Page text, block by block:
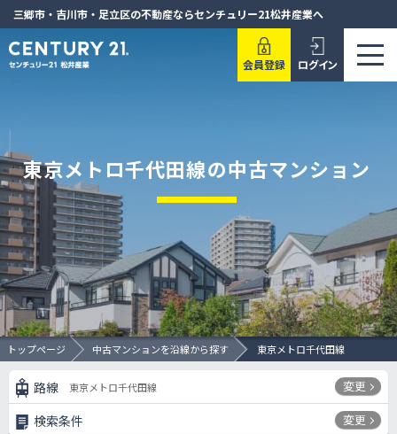
三郷市・吉川市・足立区の不動産ならセンチュリー21松井産業へ
会員登録 ログイン
トップページ 中古マンションを沿線から探す 東京メトロ千代田線
東京メトロ千代田線の中古マンション
路線 東京メトロ千代田線 変更
検索条件 変更